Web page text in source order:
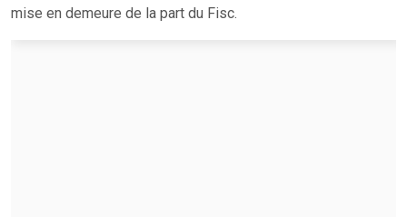
mise en demeure de la part du Fisc.